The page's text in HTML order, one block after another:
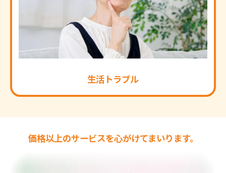
生活トラブル
価格以上のサービスを心がけてまいります。